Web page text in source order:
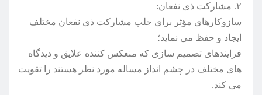
۲. مشارکت ذی نفعان:
سازوکارهای مؤثر برای جلب مشارکت ذی نفعان مختلف
ایجاد و حفظ می نماید؛
فرایندهای تصمیم سازی که منعکس کننده علایق و دیدگاه
های مختلف در چشم انداز مساله مورد نظر هستند را تقویت
می کند.